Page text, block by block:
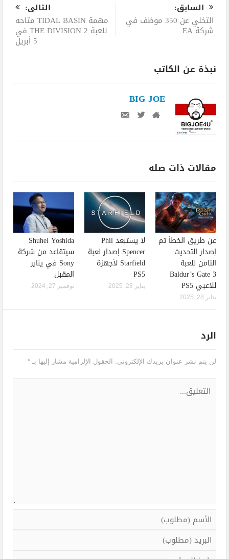
السابق:
التخلي عن 350 موظف في
شركة EA
التالى:
مهمة TIDAL BASIN متاحه
للعبة THE DIVISION 2 في
5 أبريل
نبذة عن الكاتب
BIG JOE
مقالات ذات صله
عن طريق الخطأ تم
إصدار التحديث
الثامن للعبة
Baldur’s Gate 3
للاعبي PS5
يناير 28, 2025
لا يستبعد Phil
Spencer إصدار لعبة
Starfield لأجهزة
PS5
يناير 28, 2025
Shuhei Yoshida
سيتقاعد من شركة
Sony في يناير
المقبل
نوفمبر 27, 2024
الرد
لن يتم نشر عنوان بريدك الإلكتروني. الحقول الإلزامية مشار إليها بـ*